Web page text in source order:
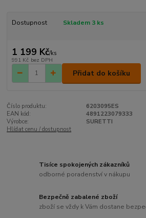
Dostupnost Skladem 3 ks
1 199 Kč/ks
991 Kč bez DPH
Přidat do košíku
Číslo produktu:
6203095ES
EAN kód:
4891223079333
Výrobce:
SURETTI
Hlídat cenu / dostupnost
Tisíce spokojených zákazníků
odborné poradenství v nákupu
Bezpečně zabalené zboží
zboží se vždy k Vám dostane